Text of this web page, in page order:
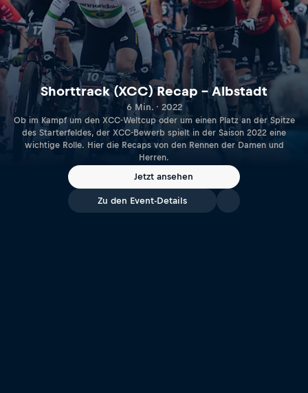
Shorttrack (XCC) Recap – Albstadt
6 Min. · 2022
Ob im Kampf um den XCC-Weltcup oder um einen Platz an der Spitze
des Starterfeldes, der XCC-Bewerb spielt in der Saison 2022 eine
wichtige Rolle. Hier die Recaps von den Rennen der Damen und
Herren.
Jetzt ansehen
Zu den Event-Details